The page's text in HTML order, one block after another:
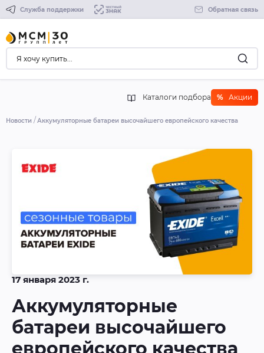
Служба поддержки Обратная связь
Каталоги подбора % Акции
Новости Аккумуляторные батареи высочайшего европейского качества
17 января 2023 г.
Аккумуляторные
батареи высочайшего